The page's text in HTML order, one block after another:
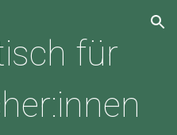
Skip to navigation
für